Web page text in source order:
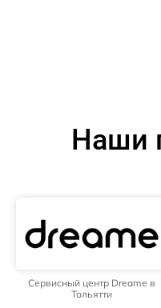
Наши
Сервисный центр Dreame в
Тольятти